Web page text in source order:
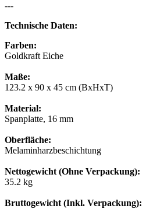
---
Technische Daten:
Farben:
Goldkraft Eiche
Maße:
123.2 x 90 x 45 cm (BxHxT)
Material:
Spanplatte, 16 mm
Oberfläche:
Melaminharzbeschichtung
Nettogewicht (Ohne Verpackung):
35.2 kg
Bruttogewicht (Inkl. Verpackung):